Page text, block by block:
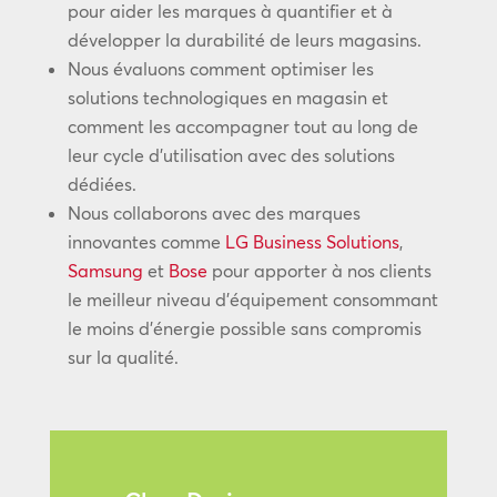
pour aider les marques à quantifier et à
développer la durabilité de leurs magasins.
Nous évaluons comment optimiser les
solutions technologiques en magasin et
comment les accompagner tout au long de
leur cycle d’utilisation avec des solutions
dédiées.
Nous collaborons avec des marques
innovantes comme LG Business Solutions,
Samsung et Bose pour apporter à nos clients
le meilleur niveau d’équipement consommant
le moins d’énergie possible sans compromis
sur la qualité.